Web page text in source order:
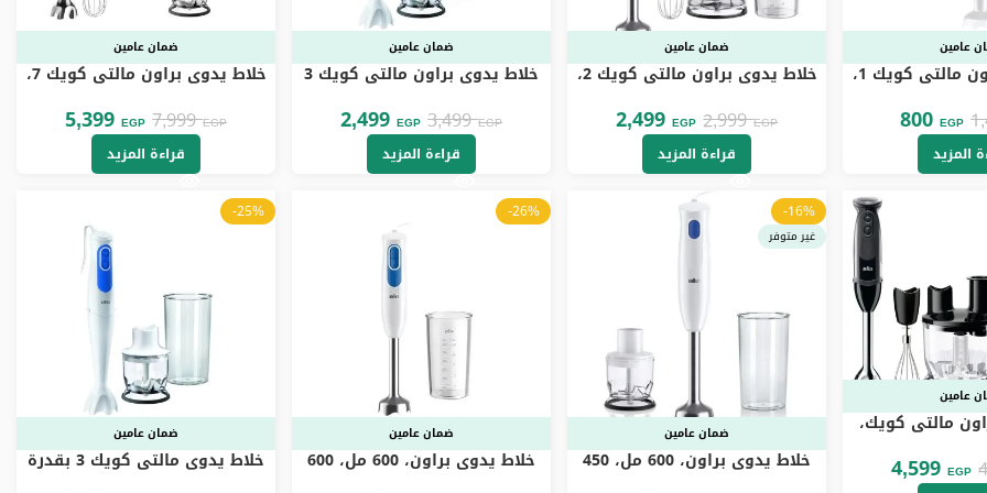
عامين
خلاط يدوي براون مالتي كويك 1،
800 EGP
المزيد
ضمان عامين
خلاط يدوي براون مالتي كويك 2،
2,999EGP
2,499EGP
قراءة المزيد
ضمان عامين
خلاط يدوي براون مالتي كويك 3
30253,499EGP
2,499EGP
قراءة المزيد
ضمان عامين
خلاط يدوي براون مالتي كويك 7،
7,999EGP
5,399EGP
قراءة المزيد
عامين
مالتي كويك،
4,599EGP
-16%
غير متوفر
ضمان عامين
خلاط يدوي براون، 600 مل، 450
-26%
ضمان عامين
خلاط يدوي براون، 600 مل، 600
-25%
ضمان عامين
خلاط يدوي مالتي كويك 3 بقدرة